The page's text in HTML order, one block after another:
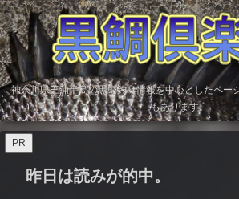
神奈川県三浦半島の黒鯛釣り情報を中心としたペー
もあります。
PR
昨日は読みが的中。